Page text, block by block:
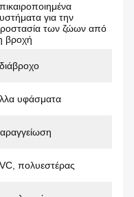
για την
των ζώων από
βροχή
υφάσματα
πολυεστέρας